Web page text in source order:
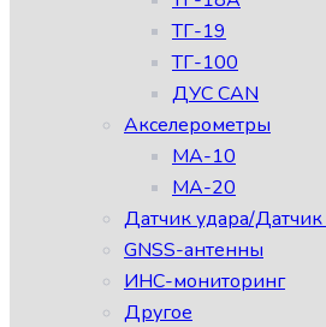
ТГ-19
ТГ-100
ДУС CAN
Акселерометры
МА-10
МА-20
Датчик удара/
GNSS-антенны
ИНС-мониторинг
Другое